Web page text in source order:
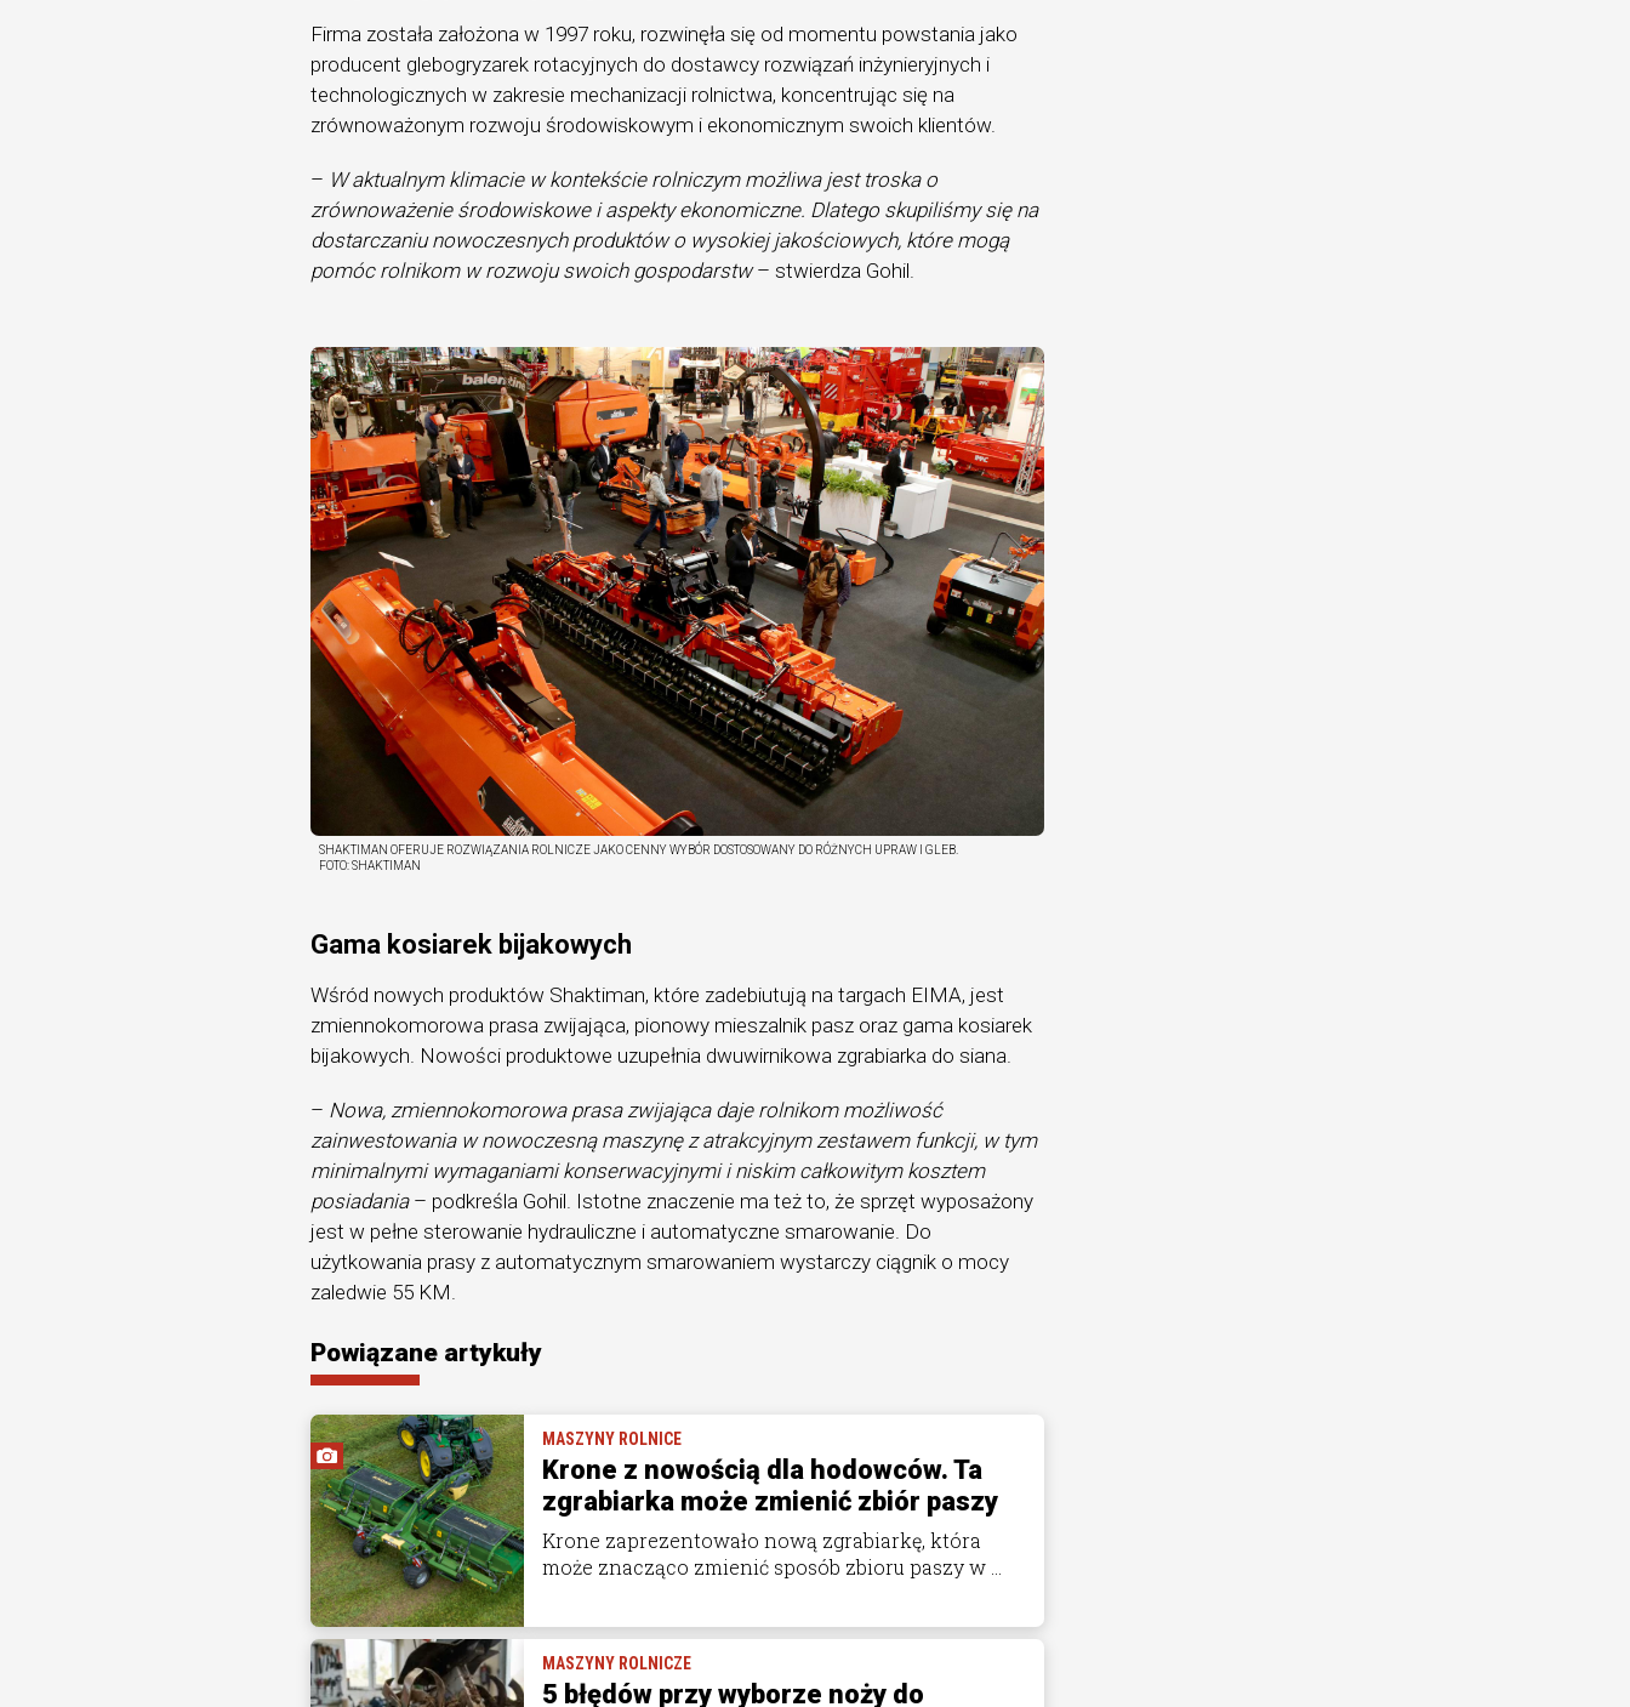
Firma została założona w 1997 roku, rozwinęła się od momentu powstania jako
producent glebogryzarek rotacyjnych do dostawcy rozwiązań inżynieryjnych i
technologicznych w zakresie mechanizacji rolnictwa, koncentrując się na
zrównoważonym rozwoju środowiskowym i ekonomicznym swoich klientów.
– W aktualnym klimacie w kontekście rolniczym możliwa jest troska o
zrównoważenie środowiskowe i aspekty ekonomiczne. Dlatego skupiliśmy się na
dostarczaniu nowoczesnych produktów o wysokiej jakościowych, które mogą
pomóc rolnikom w rozwoju swoich gospodarstw– stwierdza Gohil.
SHAKTIMAN OFERUJE ROZWIĄZANIA ROLNICZE JAKO CENNY WYBÓR DOSTOSOWANY DO RÓŻNYCH UPRAW I GLEB.
FOTO:SHAKTIMAN
Gama kosiarek bijakowych
Wśród nowych produktów Shaktiman, które zadebiutują na targach EIMA, jest
zmiennokomorowa prasa zwijająca, pionowy mieszalnik pasz oraz gama kosiarek
bijakowych. Nowości produktowe uzupełnia dwuwirnikowa zgrabiarka do siana.
– Nowa, zmiennokomorowa prasa zwijająca daje rolnikom możliwość
zainwestowania w nowoczesną maszynę z atrakcyjnym zestawem funkcji, w tym
minimalnymi wymaganiami konserwacyjnymi i niskim całkowitym kosztem
posiadania– podkreśla Gohil. Istotne znaczenie ma też to, że sprzęt wyposażony
jest w pełne sterowanie hydrauliczne i automatyczne smarowanie. Do
użytkowania prasy z automatycznym smarowaniem wystarczy ciągnik o mocy
zaledwie 55 KM.
Powiązane artykuły
MASZYNY ROLNICE
Krone z nowością dla hodowców. Ta
zgrabiarka może zmienić zbiór paszy
Krone zaprezentowało nową zgrabiarkę, która
może znacząco zmienić sposób zbioru paszy w ...
MASZYNY ROLNICZE
5 błędów przy wyborze noży do